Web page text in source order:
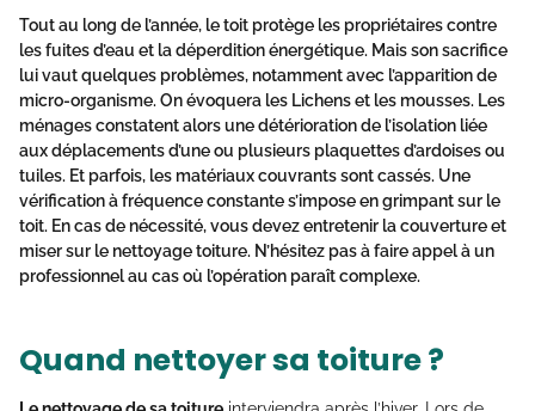
Tout au long de l’année, le toit protège les propriétaires contre
les fuites d’eau et la déperdition énergétique. Mais son sacrifice
lui vaut quelques problèmes, notamment avec l’apparition de
micro-organisme. On évoquera les Lichens et les mousses. Les
ménages constatent alors une détérioration de l’isolation liée
aux déplacements d’une ou plusieurs plaquettes d’ardoises ou
tuiles. Et parfois, les matériaux couvrants sont cassés. Une
vérification à fréquence constante s’impose en grimpant sur le
toit. En cas de nécessité, vous devezentretenir la couvertureet
miser sur le nettoyage toiture. N’hésitez pas à faire appel à un
professionnel au cas où l’opération paraît complexe.
Quand nettoyer sa toiture ?